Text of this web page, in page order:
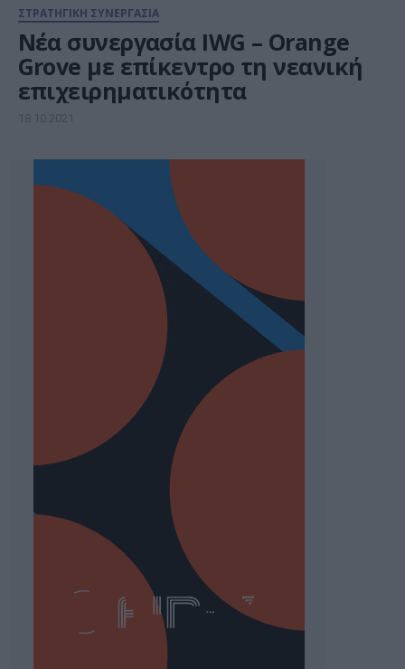
ΣΤΡΑΤΗΓΙΚΗ ΣΥΝΕΡΓΑΣΙΑ
Νέα συνεργασία IWG – Orange
Grove με επίκεντρο τη νεανική
επιχειρηματικότητα
18.10.2021